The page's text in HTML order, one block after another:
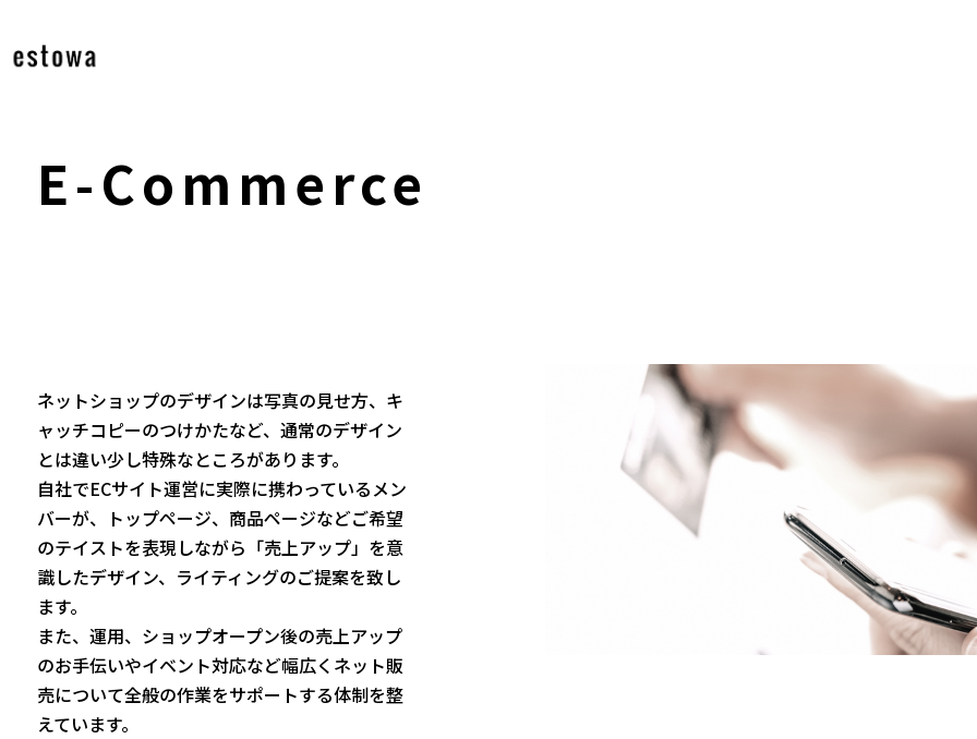
E-Commerce
ネットショップのデザインは写真の見せ方、キ
ャッチコピーのつけかたなど、通常のデザイン
とは違い少し特殊なところがあります。
自社でECサイト運営に実際に携わっているメン
バーが、トップページ、商品ページなどご希望
のテイストを表現しながら「売上アップ」を意
識したデザイン、ライティングのご提案を致し
ます。
また、運用、ショップオープン後の売上アップ
のお手伝いやイベント対応など幅広くネット販
売について全般の作業をサポートする体制を整
えています。